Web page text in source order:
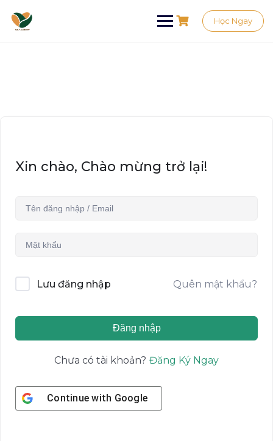
Học Ngay
Xin chào, Chào mừng trở lại!
Lưu đăng nhập Quên mật khẩu?
Đăng nhập
Chưa có tài khoản? Đăng Ký Ngay
Continue with Google